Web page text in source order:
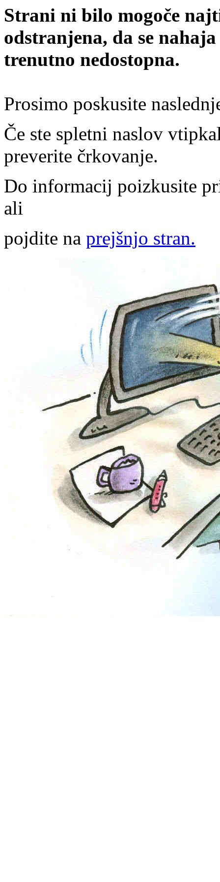
Strani ni bilo mogoče
odstranjena, da se
trenutno nedostopna.
Prosimo poskusite
Če ste spletni naslov
preverite črkovanje.
Do informacij poizkusite
ali
pojdite na prejšnjo stran.